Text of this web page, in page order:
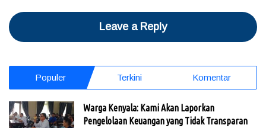
Leave a Reply
Populer Terkini Komentar
Warga Kenyala: Kami Akan Laporkan
Pengelolaan Keuangan yang Tidak Transparan